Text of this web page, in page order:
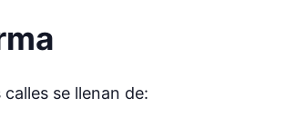
se llenan de: